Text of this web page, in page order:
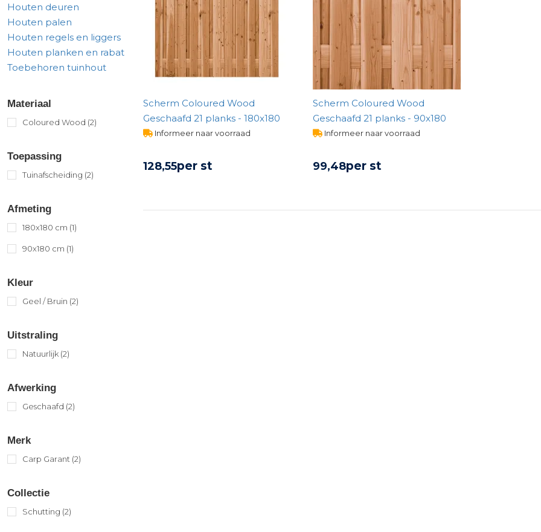
Gereedschap
Terrasplanken
Tuinhout
Infra
Houten deuren
Houten palen
Houten regels en liggers
Houten planken en rabat
Toebehoren tuinhout
Materiaal
Coloured Wood (2)
Toepassing
Tuinafscheiding (2)
Afmeting
180x180 cm (1)
90x180 cm (1)
Kleur
Geel / Bruin (2)
Uitstraling
Natuurlijk (2)
Afwerking
Geschaafd (2)
Merk
Carp Garant (2)
Collectie
Schutting (2)
Scherm Coloured Wood
Geschaafd 21 planks - 180x180
Informeer naar voorraad
128,55per st
Scherm Coloured Wood
Geschaafd 21 planks - 90x180
Informeer naar voorraad
99,48per st